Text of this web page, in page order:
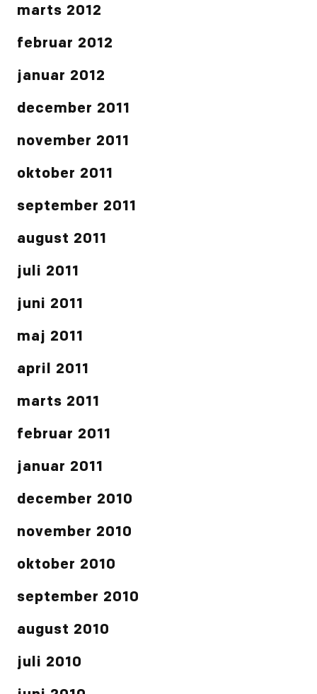
marts 2012
februar 2012
januar 2012
december 2011
november 2011
oktober 2011
september 2011
august 2011
juli 2011
juni 2011
maj 2011
april 2011
marts 2011
februar 2011
januar 2011
december 2010
november 2010
oktober 2010
september 2010
august 2010
juli 2010